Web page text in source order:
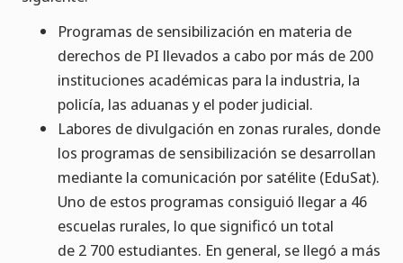
Programas de sensibilización en materia de
derechos de PI llevados a cabo por más de 200
instituciones académicas para la industria, la
policía, las aduanas y el poder judicial.
Labores de divulgación en zonas rurales, donde
los programas de sensibilización se desarrollan
mediante la comunicación por satélite (EduSat).
Uno de estos programas consiguió llegar a 46
escuelas rurales, lo que significó un total
de 2 700 estudiantes. En general, se llegó a más